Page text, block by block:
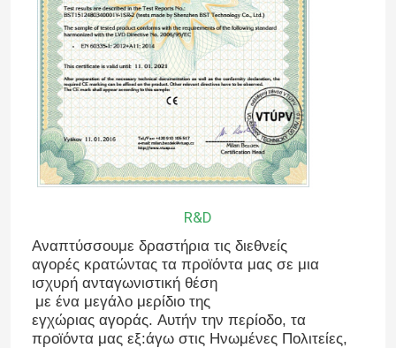
R&D
Αναπτύσσουμε δραστήρια τις διεθνείς
αγορές κρατώντας τα προϊόντα μας σε μια
ισχυρή ανταγωνιστική θέση
με ένα μεγάλο μερίδιο της
εγχώριας αγοράς. Αυτήν την περίοδο, τα
προϊόντα μας εξ:άγω στις Ηνωμένες Πολιτείες,